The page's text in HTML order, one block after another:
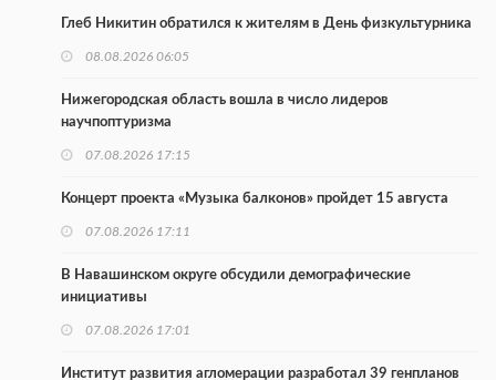
Глеб Никитин обратился к жителям в День физкультурника
08.08.2026 06:05
Нижегородская область вошла в число лидеров
научпоптуризма
07.08.2026 17:15
Концерт проекта «Музыка балконов» пройдет 15 августа
07.08.2026 17:11
В Навашинском округе обсудили демографические
инициативы
07.08.2026 17:01
Институт развития агломерации разработал 39 генпланов